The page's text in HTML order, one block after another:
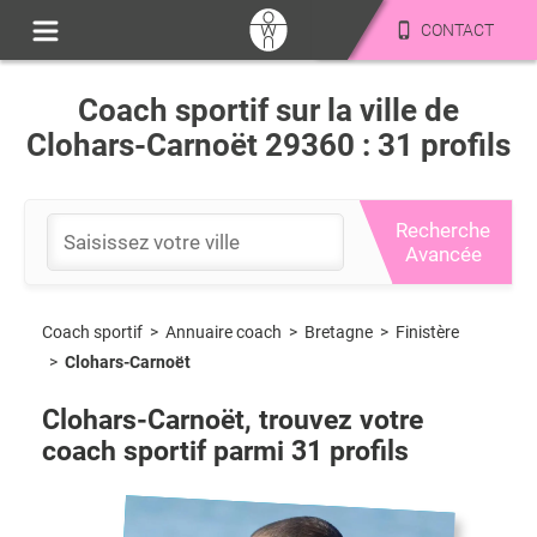
CONTACT
Coach sportif sur la ville de
Clohars-Carnoët 29360 : 31 profils
Recherche
Avancée
Coach sportif > Annuaire coach > Bretagne > Finistère
> Clohars-Carnoët
Clohars-Carnoët, trouvez votre
coach sportif parmi 31 profils